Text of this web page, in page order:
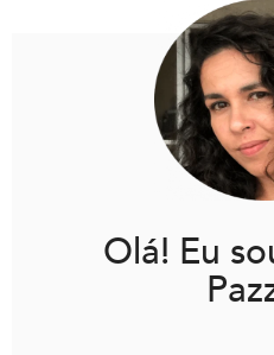
Olá! Eu